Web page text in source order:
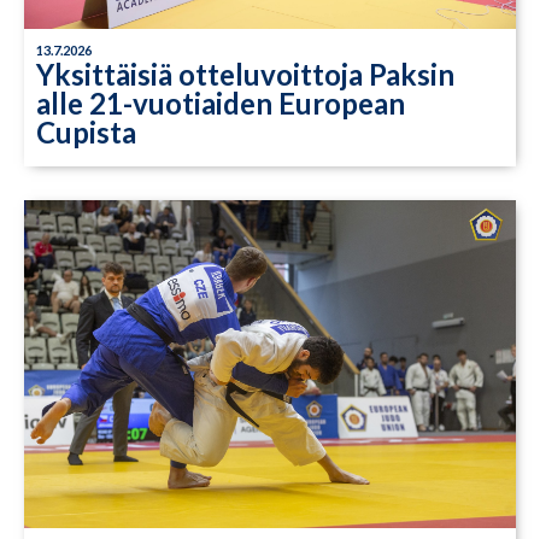
13.7.2026
Yksittäisiä otteluvoittoja Paksin
alle 21-vuotiaiden European
Cupista